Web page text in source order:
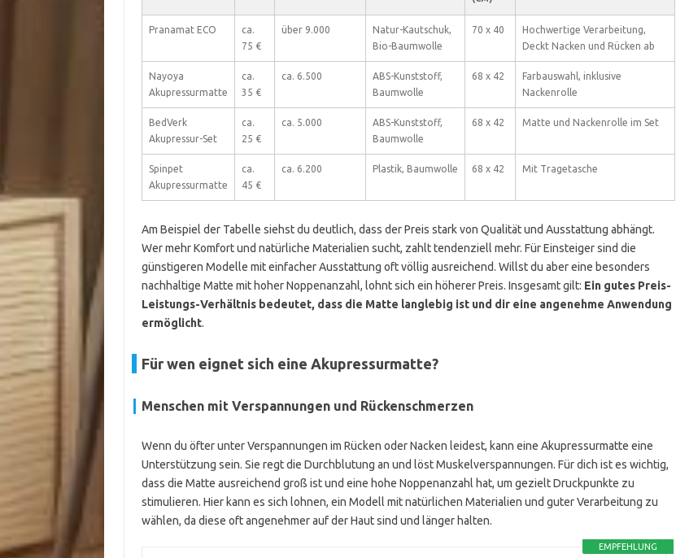
Pranamat ECO
ca.
75 €
über 9.000
Natur-Kautschuk,
Bio-Baumwolle
70 x 40
Hochwertige Verarbeitung,
Deckt Nacken und Rücken ab
Nayoya
Akupressurmatte
ca.
35 €
ca. 6.500
ABS-Kunststoff,
Baumwolle
68 x 42
Farbauswahl, inklusive
Nackenrolle
BedVerk
Akupressur-Set
ca.
25 €
ca. 5.000
ABS-Kunststoff,
Baumwolle
68 x 42 Matte und Nackenrolle im Set
Spinpet
Akupressurmatte
ca.
45 €
ca. 6.200 Plastik, Baumwolle 68 x 42 Mit Tragetasche
Am Beispiel der Tabelle siehst du deutlich, dass der Preis stark von Qualität und Ausstattung abhängt.
Wer mehr Komfort und natürliche Materialien sucht, zahlt tendenziell mehr. Für Einsteiger sind die
günstigeren Modelle mit einfacher Ausstattung oft völlig ausreichend. Willst du aber eine besonders
nachhaltige Matte mit hoher Noppenanzahl, lohnt sich ein höherer Preis. Insgesamt gilt: Ein gutes Preis-
Leistungs-Verhältnis bedeutet, dass die Matte langlebig ist und dir eine angenehme Anwendung
ermöglicht.
Für wen eignet sich eine Akupressurmatte?
Menschen mit Verspannungen und Rückenschmerzen
Wenn du öfter unter Verspannungen im Rücken oder Nacken leidest, kann eine Akupressurmatte eine
Unterstützung sein. Sie regt die Durchblutung an und löst Muskelverspannungen. Für dich ist es wichtig,
dass die Matte ausreichend groß ist und eine hohe Noppenanzahl hat, um gezielt Druckpunkte zu
stimulieren. Hier kann es sich lohnen, ein Modell mit natürlichen Materialien und guter Verarbeitung zu
wählen, da diese oft angenehmer auf der Haut sind und länger halten.
EMPFEHLUNG